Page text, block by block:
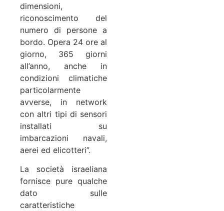
dimensioni,
riconoscimento del
numero di persone a
bordo. Opera 24 ore al
giorno, 365 giorni
all’anno, anche in
condizioni climatiche
particolarmente
avverse, in network
con altri tipi di sensori
installati su
imbarcazioni navali,
aerei ed elicotteri”.
La società israeliana
fornisce pure qualche
dato sulle
caratteristiche